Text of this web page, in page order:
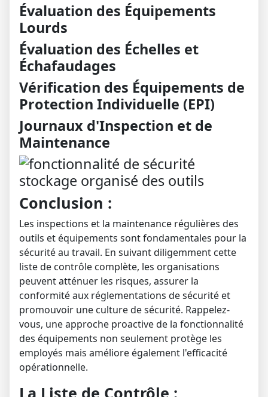
Évaluation des Équipements
Lourds
Évaluation des Échelles et
Échafaudages
Vérification des Équipements de
Protection Individuelle (EPI)
Journaux d'Inspection et de
Maintenance
Conclusion :
Les inspections et la maintenance régulières des
outils et équipements sont fondamentales pour la
sécurité au travail. En suivant diligemment cette
liste de contrôle complète, les organisations
peuvent atténuer les risques, assurer la
conformité aux réglementations de sécurité et
promouvoir une culture de sécurité. Rappelez-
vous, une approche proactive de la fonctionnalité
des équipements non seulement protège les
employés mais améliore également l'efficacité
opérationnelle.
La Liste de Contrôle :